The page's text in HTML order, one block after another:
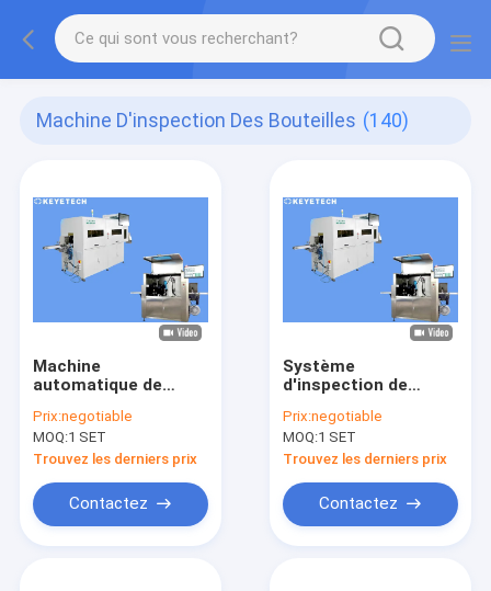
Machine D'inspection Des Bouteilles (140)
Machine
automatique de
de surface de
système
d'inspection de la
bouteille 500Kg
Prix:negotiable
MOQ:1 SET
Trouvez les derniers prix
Contactez
Système
d'inspection de
tactile avec le taux
≤0.5% de rejet
Prix:negotiable
MOQ:1 SET
Trouvez les derniers prix
Contactez